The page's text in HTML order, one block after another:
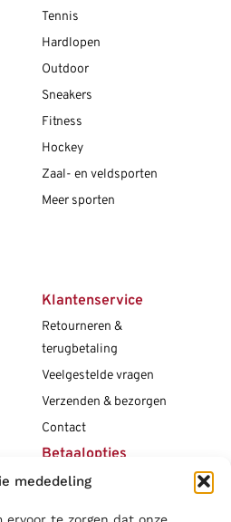
mededeling
Tennis
Hardlopen
Outdoor
Sneakers
Fitness
Hockey
Zaal- en veldsporten
Meer sporten
Klantenservice
Retourneren &
terugbetaling
Veelgestelde vragen
Verzenden & bezorgen
Contact
Betaalopties